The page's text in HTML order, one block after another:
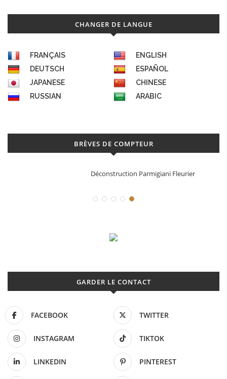
CHANGER DE LANGUE
FRANÇAIS
ENGLISH
DEUTSCH
ESPAÑOL
JAPANESE
CHINESE
RUSSIAN
ARABIC
BRÈVES DE COMPTEUR
Déconstruction Parmigiani Fleurier
GARDER LE CONTACT
FACEBOOK TWITTER
INSTAGRAM TIKTOK
LINKEDIN PINTEREST